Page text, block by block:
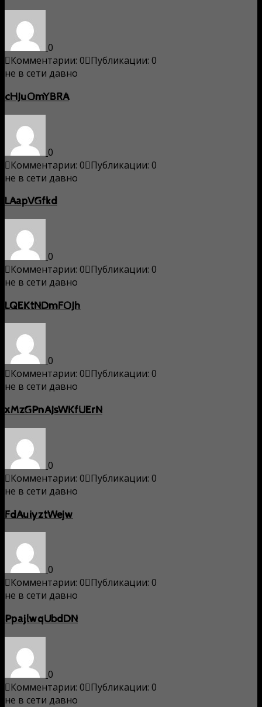
0
Комментарии: 0 Публикации: 0
не в сети давно
cHJuOmYBRA
0
Комментарии: 0 Публикации: 0
не в сети давно
LAapVGfkd
0
Комментарии: 0 Публикации: 0
не в сети давно
LQEKtNDmFOJh
0
Комментарии: 0 Публикации: 0
не в сети давно
xMzGPnAJsWKfUErN
0
Комментарии: 0 Публикации: 0
не в сети давно
FdAuiyztWejw
0
Комментарии: 0 Публикации: 0
не в сети давно
PpajlwqUbdDN
0
Комментарии: 0 Публикации: 0
не в сети давно